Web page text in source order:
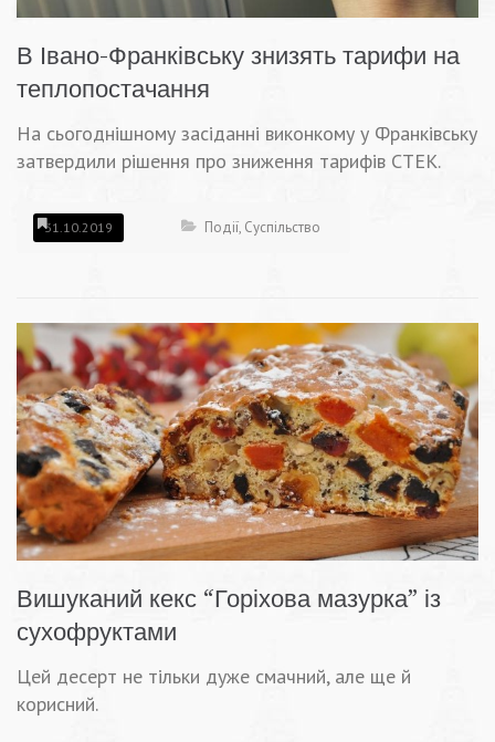
В Івано-Франківську знизять тарифи на
теплопостачання
На сьогоднішному засіданні виконкому у Франківську
затвердили рішення про зниження тарифів СТЕК.
31.10.2019 Події, Суспільство
Вишуканий кекс “Горіхова мазурка” із
сухофруктами
Цей десерт не тільки дуже смачний, але ще й
корисний.